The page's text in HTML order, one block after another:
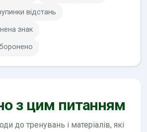
відстань
знак
з цим питанням
до тренувань і матеріалів, які